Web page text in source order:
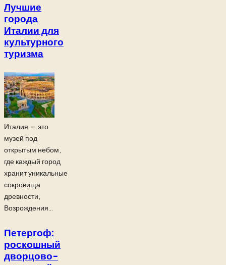
Лучшие
города
Италии для
культурного
туризма
Италия — это
музей под
открытым небом,
где каждый город
хранит уникальные
сокровища
древности,
Возрождения...
Петергоф:
роскошный
дворцово-